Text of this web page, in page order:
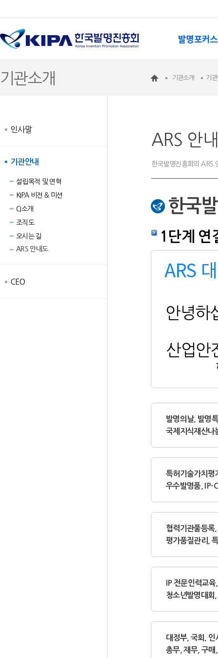
발명포커스
기관소개 기관소개 기
인사말
기관안내
설립목적 및 연혁
KIPA 비전 & 미션
CI소개
조직도
오시는 길
ARS 안내도
CEO
ARS 안
한국발명진흥회의 ARS
한국
1단계 연
ARS
안녕하
산업안
발명의날, 발명
국제지식재산나
특허기술가치평
우수발명품, IP-
협력기관풀등록
평가품질관리,
IP 전문인력교
청소년발명대회
대정부, 국회, 인
총무, 재무, 구매